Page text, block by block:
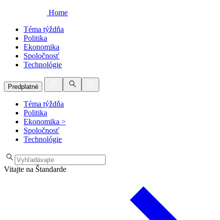
Home
Téma týždňa
Politika
Ekonomika
Spoločnosť
Technológie
Predplatné
Téma týždňa
Politika
Ekonomika >
Spoločnosť
Technológie
Vitajte na Štandarde